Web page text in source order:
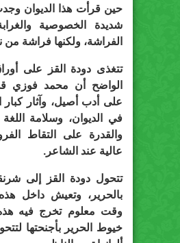
حين قرأت هذا الديوان
شديدة الخصوصية
الفراشة، ولكنها فراشة
تتغذى دودة القز على
الواضح أن محمد فوزي
على أدب أصيل، وآثار
في الديوان، وسلامة
والقدرة على التقاط
عالية عند الشاعر.
تتحول دودة القز إلى
بالحرير، وتعيش داخل
وقت معلوم تخرج فيه
خيوط الحرير بأجنحتها